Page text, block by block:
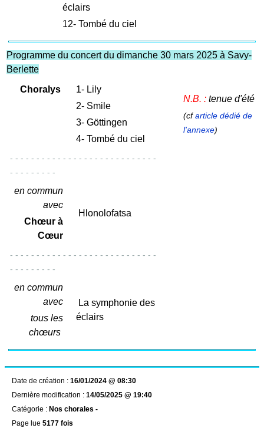
éclairs
12- Tombé du ciel
Programme du concert du dimanche 30 mars 2025 à Savy-
Berlette
Choralys
1- Lily
2- Smile
3- Göttingen
4- Tombé du ciel
N.B. :tenue d'été
(cfarticle dédié de
l'annexe)
- - - - - - - - - - - - - - - - - - - - - - - - - - - -
- - - - - - - - -
en commun
avec
Chœur à
Cœur
Hlonolofatsa
- - - - - - - - - - - - - - - - - - - - - - - - - - - -
- - - - - - - - -
en commun
avec
tous les
chœurs
La symphonie des
éclairs
Date de création : 16/01/2024 @ 08:30
Dernière modification : 14/05/2025 @ 19:40
Catégorie : Nos chorales -
Page lue 5177 fois